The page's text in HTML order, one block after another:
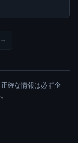
確な情報は必ず企